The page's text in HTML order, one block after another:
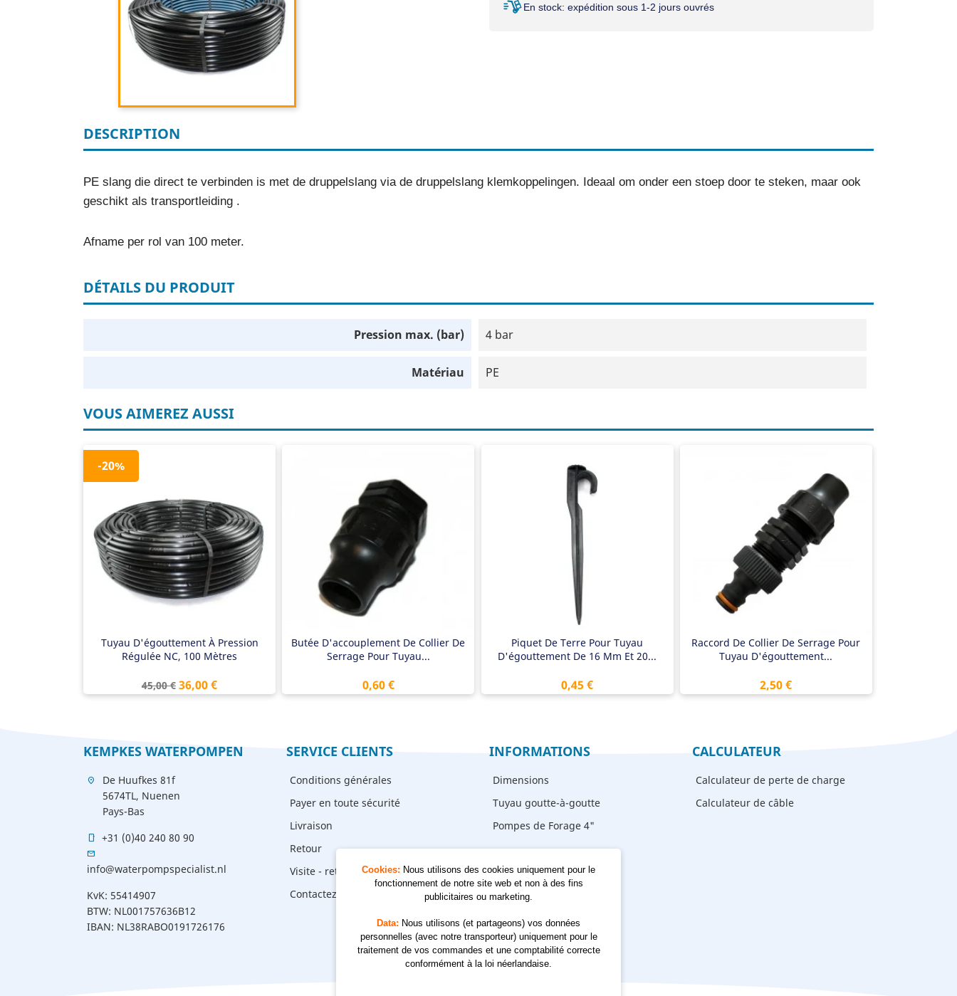
En stock: expédition sous 1-2 jours ouvrés
DESCRIPTION
PE slang die direct te verbinden is met de druppelslang via de druppelslang klemkoppelingen. Ideaal om onder een stoep door te steken, maar ook
geschikt als transportleiding .
Afname per rol van 100 meter.
DÉTAILS DU PRODUIT
Pression max. (bar) 4 bar
Matériau PE
VOUS AIMEREZ AUSSI
Tuyau D'égouttement À Pression
Régulée NC, 100 Mètres
Prix
de
45,00 €
-20%
Prix
36,00 €
Pression régulée
33 cm de distance entre les
goutteurs
16 mm, épaisseur de paroi de
1,1 mm
Rouleau de 100 mètres
Conforme à la norme NEN ISO
9261:2004
Butée D'accouplement De Collier De
Serrage Pour Tuyau...
Prix
0,60 €
Raccord de tuyau d'égouttement
Arrêt final
Chargable jusqu'à 6 bars
Piquet De Terre Pour Tuyau
D'égouttement De 16 Mm Et 20...
Prix
0,45 €
Convient aux tuyaux de 16 mm et
Raccord De Collier De Serrage Pour
Tuyau D'égouttement...
Prix
2,50 €
Raccord de tuyau d'égouttement
Cliquez sur le lien
Chargable jusqu'à 6 bars
KEMPKES WATERPOMPEN
location_on
De Huufkes 81f
5674TL, Nuenen
Pays-Bas
mobile +31 (0)40 240 80 90
mail
info@waterpompspecialist.nl
KvK: 55414907
BTW: NL001757636B12
IBAN: NL38RABO0191726176
SERVICE CLIENTS
Conditions générales
Payer en toute sécurité
Livraison
Retour
Visite - retrait
Contactez-nous
INFORMATIONS
Dimensions
Tuyau goutte-à-goutte
Pompes de Forage 4"
CALCULATEUR
Calculateur de perte de charge
Calculateur de câble
Cookies: Nous utilisons des cookies uniquement pour le
fonctionnement de notre site web et non à des fins
publicitaires ou marketing.
Data: Nous utilisons (et partageons) vos données
personnelles (avec notre transporteur) uniquement pour le
traitement de vos commandes et une comptabilité correcte
conformément à la loi néerlandaise.